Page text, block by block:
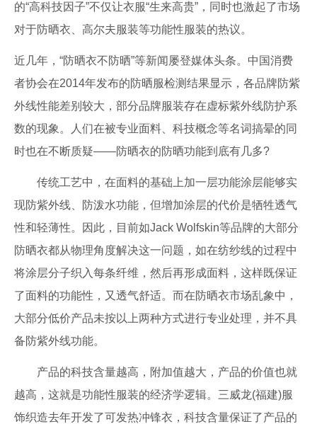
的“高科技因子”不仅让衣服“生来高贵”，同时也激起了市场
对于防晒衣、高尔夫服装等功能性服装的热议。
近几年，“防晒衣不防晒”等新闻屡登媒体头条。中国消费
者协会在2014年发布的防晒服检测结果显示，各品牌防紫
外线性能差别较大，部分品牌服装存在虚标紫外线防护系
数的现象。人们在被专业面料、科技概念等名词搞晕的同
时也在不断质疑——防晒衣的防晒功能到底有几多?
传统工艺中，在面料的基础上加一层功能涂层能够实
现防紫外线、防泼水功能，但增加涂层的代价是牺牲透气
性和轻薄性。因此，目前如Jack Wolfskin等品牌的大部分
防晒衣都从物理角度解决这一问题，如在纺纱线的过程中
将涂层分子织入每条纤维，然后再形成面料，这样既保证
了面料的功能性，又透气舒适。而在防晒衣市场乱象中，
大部分低价产品未按以上两种方式进行专业处理，并不具
备防紫外线功能。
产品的科技含量越高，附加值越大，产品的价值也就
越高，这就是功能性服装的经济学逻辑。三威龙(福建)服
饰织造去年开发了可发热冲锋衣，科技含量保证了产品的